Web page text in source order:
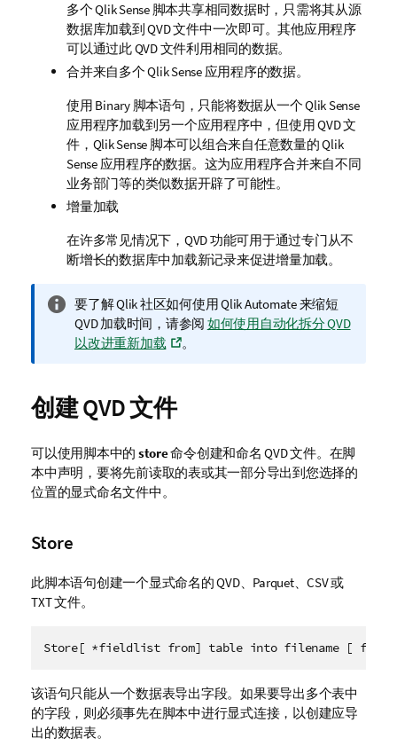
多个Qlik Sense脚本共享相同数据时，只需将其从源
数据库加载到QVD文件中一次即可。其他应用程序
可以通过此QVD文件利用相同的数据。
合并来自多个Qlik Sense应用程序的数据。
使用 Binary脚本语句，只能将数据从一个Qlik Sense
应用程序加载到另一个应用程序中，但使用QVD文
件， Qlik Sense 脚本可以组合来自任意数量的Qlik
Sense应用程序的数据。这为应用程序合并来自不同
业务部门等的类似数据开辟了可能性。
增量加载
在许多常见情况下， QVD功能可用于通过专门从不
断增长的数据库中加载新记录来促进增量加载。
信
息
注
要了解 Qlik 社区如何使用Qlik Automate来缩短
QVD 加载时间，请参阅 如何使用自动化拆分 QVD
以改进重新加载
。
创建QVD文件
可以使用脚本中的 store命令创建和命名QVD文件。在脚
本中声明，要将先前读取的表或其一部分导出到您选择的
位置的显式命名文件中。
Store
此脚本语句创建一个显式命名的QVD、 Parquet、CSV或
TXT文件。
Store[ *fieldlist from] table into filename [
该语句只能从一个数据表导出字段。如果要导出多个表中
的字段，则必须事先在脚本中进行显式连接，以创建应导
出的数据表。